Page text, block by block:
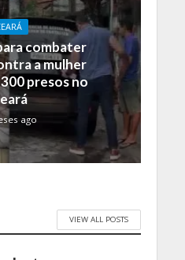
combater
a mulher
presos no
ago
VIEW ALL POSTS